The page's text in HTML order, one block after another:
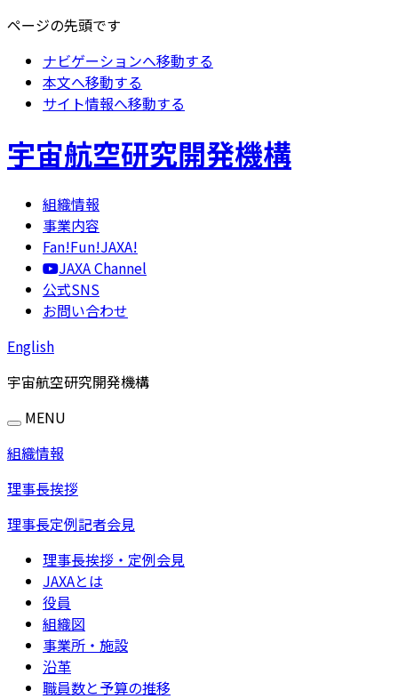
ページの先頭です
ナビゲーションへ移動する
本文へ移動する
サイト情報へ移動する
宇宙航空研究開発機構
組織情報
事業内容
Fan!Fun!JAXA!
JAXA Channel
公式SNS
お問い合わせ
English
宇宙航空研究開発機構
MENU
組織情報
理事長挨拶
理事長定例記者会見
理事長挨拶・定例会見
JAXAとは
役員
組織図
事業所・施設
沿革
職員数と予算の推移